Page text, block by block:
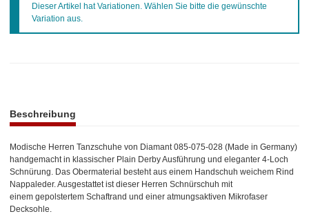
xDieser Artikel hat Variationen. Wählen Sie bitte die gewünschte
Variation aus.
Beschreibung
Modische Herren Tanzschuhe von Diamant 085-075-028 (Made in Germany)
handgemacht in klassischer Plain Derby Ausführung und eleganter 4-Loch
Schnürung. Das Obermaterial besteht aus einem Handschuh weichem Rind
Nappaleder. Ausgestattet ist dieser Herren Schnürschuh mit
einem gepolstertem Schaftrand und einer atmungsaktiven Mikrofaser
Decksohle.